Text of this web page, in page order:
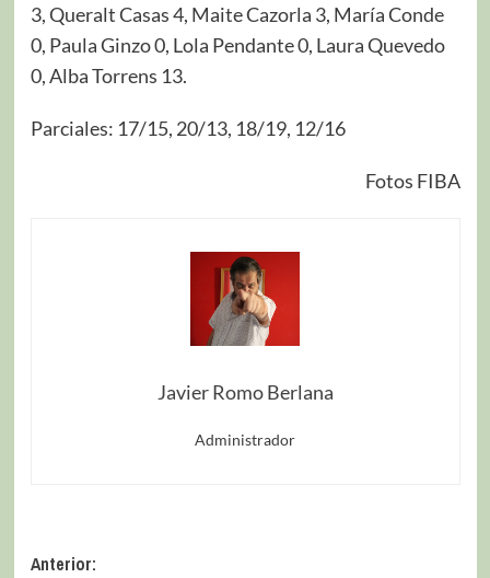
3, Queralt Casas 4, Maite Cazorla 3, María Conde
0, Paula Ginzo 0, Lola Pendante 0, Laura Quevedo
0, Alba Torrens 13.
Parciales: 17/15, 20/13, 18/19, 12/16
Fotos FIBA
Javier Romo Berlana
Administrador
Anterior: